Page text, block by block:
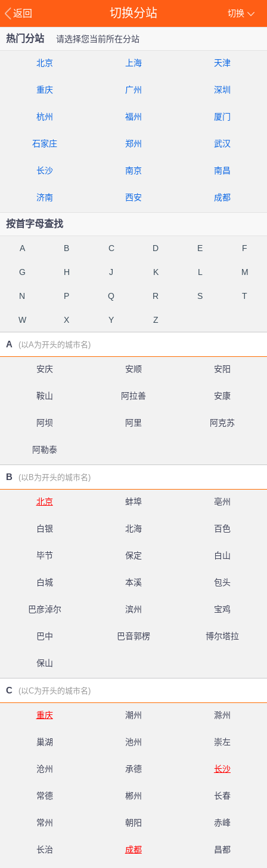
返回 切换
切换分站
热门分站 请选择您当前所在分站
北京 上海 天津
重庆 广州 深圳
杭州 福州 厦门
石家庄 郑州 武汉
长沙 南京 南昌
济南 西安 成都
按首字母查找
A B C D E F
G H J K L M
N P Q R S T
W X Y Z
A (以A为开头的城市名)
安庆 安顺 安阳
鞍山 阿拉善 安康
阿坝 阿里 阿克苏
阿勒泰
B (以B为开头的城市名)
北京 蚌埠 亳州
白银 北海 百色
毕节 保定 白山
白城 本溪 包头
巴彦淖尔 滨州 宝鸡
巴中 巴音郭楞 博尔塔拉
保山
C (以C为开头的城市名)
重庆 潮州 滁州
巢湖 池州 崇左
沧州 承德 长沙
常德 郴州 长春
常州 朝阳 赤峰
长治 成都 昌都